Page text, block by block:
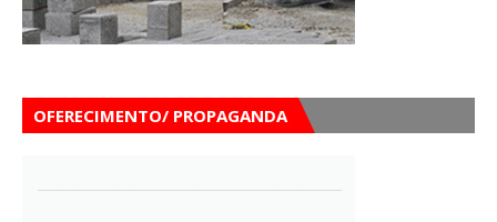
OFERECIMENTO/ PROPAGANDA